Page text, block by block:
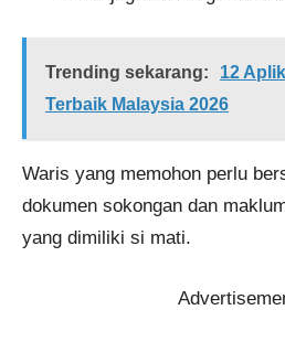
Trending sekarang:
12
Terbaik Malaysia 2026
Waris yang memohon perlu
dokumen sokongan dan
yang dimiliki si mati.